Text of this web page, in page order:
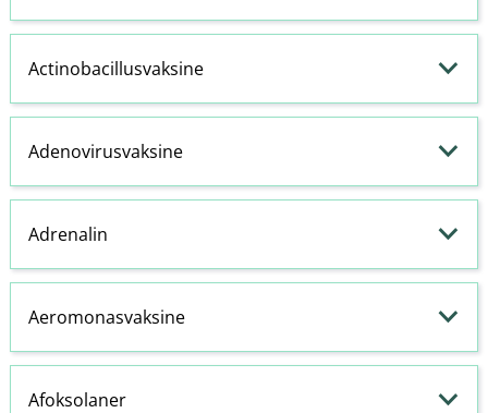
Actinobacillusvaksine
Adenovirusvaksine
Adrenalin
Aeromonasvaksine
Afoksolaner